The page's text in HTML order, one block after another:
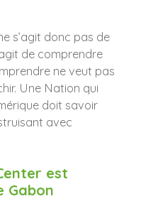
s’agit donc pas de
de comprendre
ne veut pas
Une Nation qui
doit savoir
avec
est
Gabon